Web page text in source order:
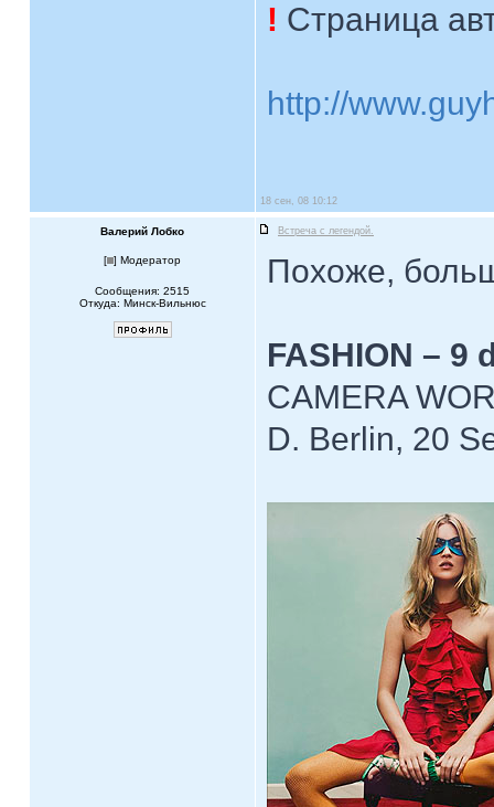
! Страница
http://
18 сен, 08 10:12
Валерий Лобко Встреча с легендой.
[ ] Модератор
Сообщения: 2515
Откуда: Минск-Вильнюс
Похоже,
FASHION – 9
CAMERA
D. Berlin, 20